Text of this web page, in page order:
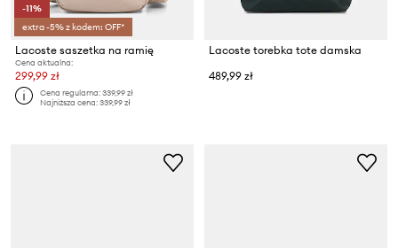
-11%
extra -5% z kodem: OFF*
Lacoste saszetka na ramię
Cena aktualna:
299,99 zł
Cena regularna:339,99 zł
Najniższa cena:339,99 zł
Lacoste torebka tote damska
489,99 zł